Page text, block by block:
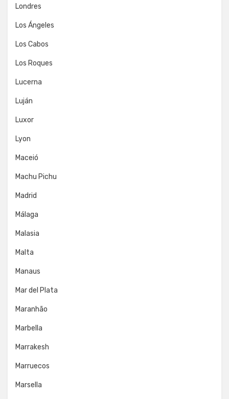
Londres
Los Ángeles
Los Cabos
Los Roques
Lucerna
Luján
Luxor
Lyon
Maceió
Machu Pichu
Madrid
Málaga
Malasia
Malta
Manaus
Mar del Plata
Maranhão
Marbella
Marrakesh
Marruecos
Marsella